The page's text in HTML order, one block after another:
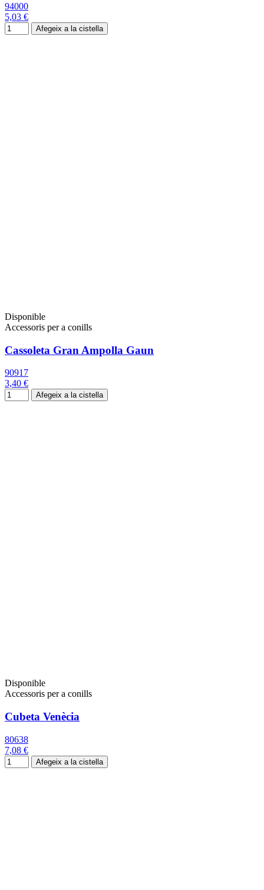
94000
5,03 €
Afegeix a la cistella
Disponible
Accessoris per a conills
Cassoleta Gran Ampolla Gaun
90917
3,40 €
Afegeix a la cistella
Disponible
Accessoris per a conills
Cubeta Venècia
80638
7,08 €
Afegeix a la cistella